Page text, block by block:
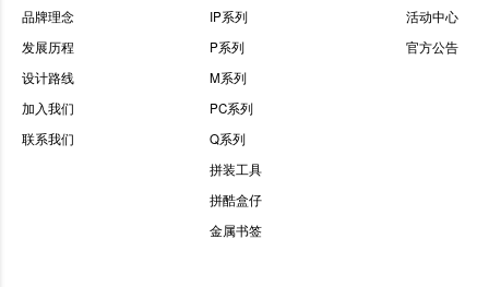
品牌理念
发展历程
设计路线
加入我们
联系我们
IP系列
P系列
M系列
PC系列
Q系列
拼装工具
拼酷盒仔
金属书签
活动中心
官方公告